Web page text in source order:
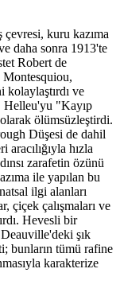
kuru kazıma
daha sonra 1913'te
Robert de
kolaylaştırdı ve
Helleu'yu "Kayıp
ölümsüzleştirdi.
Düşesi de dahil
aracılığıyla hızla
zarafetin özünü
ile yapılan bu
ilgi alanları
çiçek çalışmaları ve
Hevesli bir
şık
bunların tümü rafine
karakterize